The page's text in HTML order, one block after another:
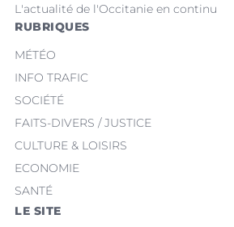
L'actualité de l'Occitanie en continu
RUBRIQUES
MÉTÉO
INFO TRAFIC
SOCIÉTÉ
FAITS-DIVERS / JUSTICE
CULTURE & LOISIRS
ECONOMIE
SANTÉ
LE SITE